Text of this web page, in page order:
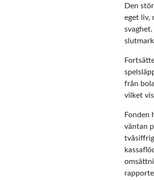
Den
eget liv,
från
vilket
Fonden
väntan